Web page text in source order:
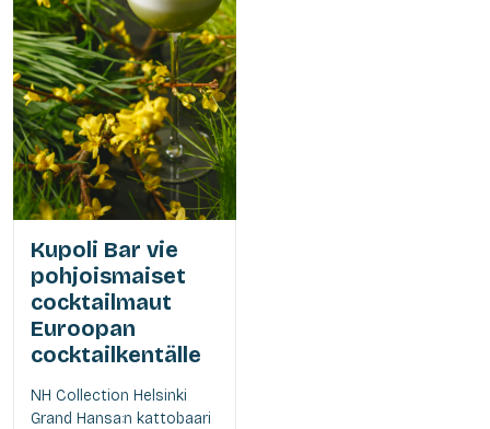
Kupoli Bar vie
pohjoismaiset
cocktailmaut
Euroopan
cocktailkentälle
NH Collection Helsinki
Grand Hansa:n kattobaari